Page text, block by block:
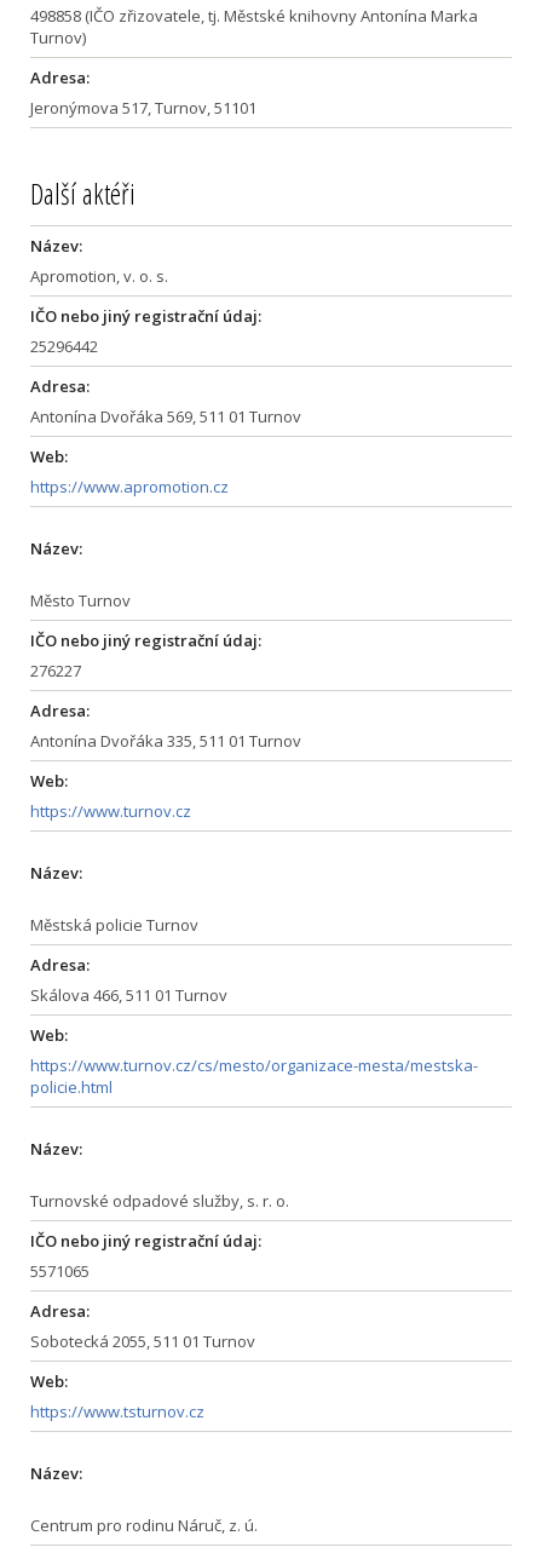
498858 (IČO zřizovatele, tj. Městské knihovny Antonína Marka
Turnov)
Adresa:
Jeronýmova 517, Turnov, 51101
Další aktéři
Název:
Apromotion, v. o. s.
IČO nebo jiný registrační údaj:
25296442
Adresa:
Antonína Dvořáka 569, 511 01 Turnov
Web:
https://www.apromotion.cz
Název:
Město Turnov
IČO nebo jiný registrační údaj:
276227
Adresa:
Antonína Dvořáka 335, 511 01 Turnov
Web:
https://www.turnov.cz
Název:
Městská policie Turnov
Adresa:
Skálova 466, 511 01 Turnov
Web:
https://www.turnov.cz/cs/mesto/organizace-mesta/mestska-
policie.html
Název:
Turnovské odpadové služby, s. r. o.
IČO nebo jiný registrační údaj:
5571065
Adresa:
Sobotecká 2055, 511 01 Turnov
Web:
https://www.tsturnov.cz
Název:
Centrum pro rodinu Náruč, z. ú.